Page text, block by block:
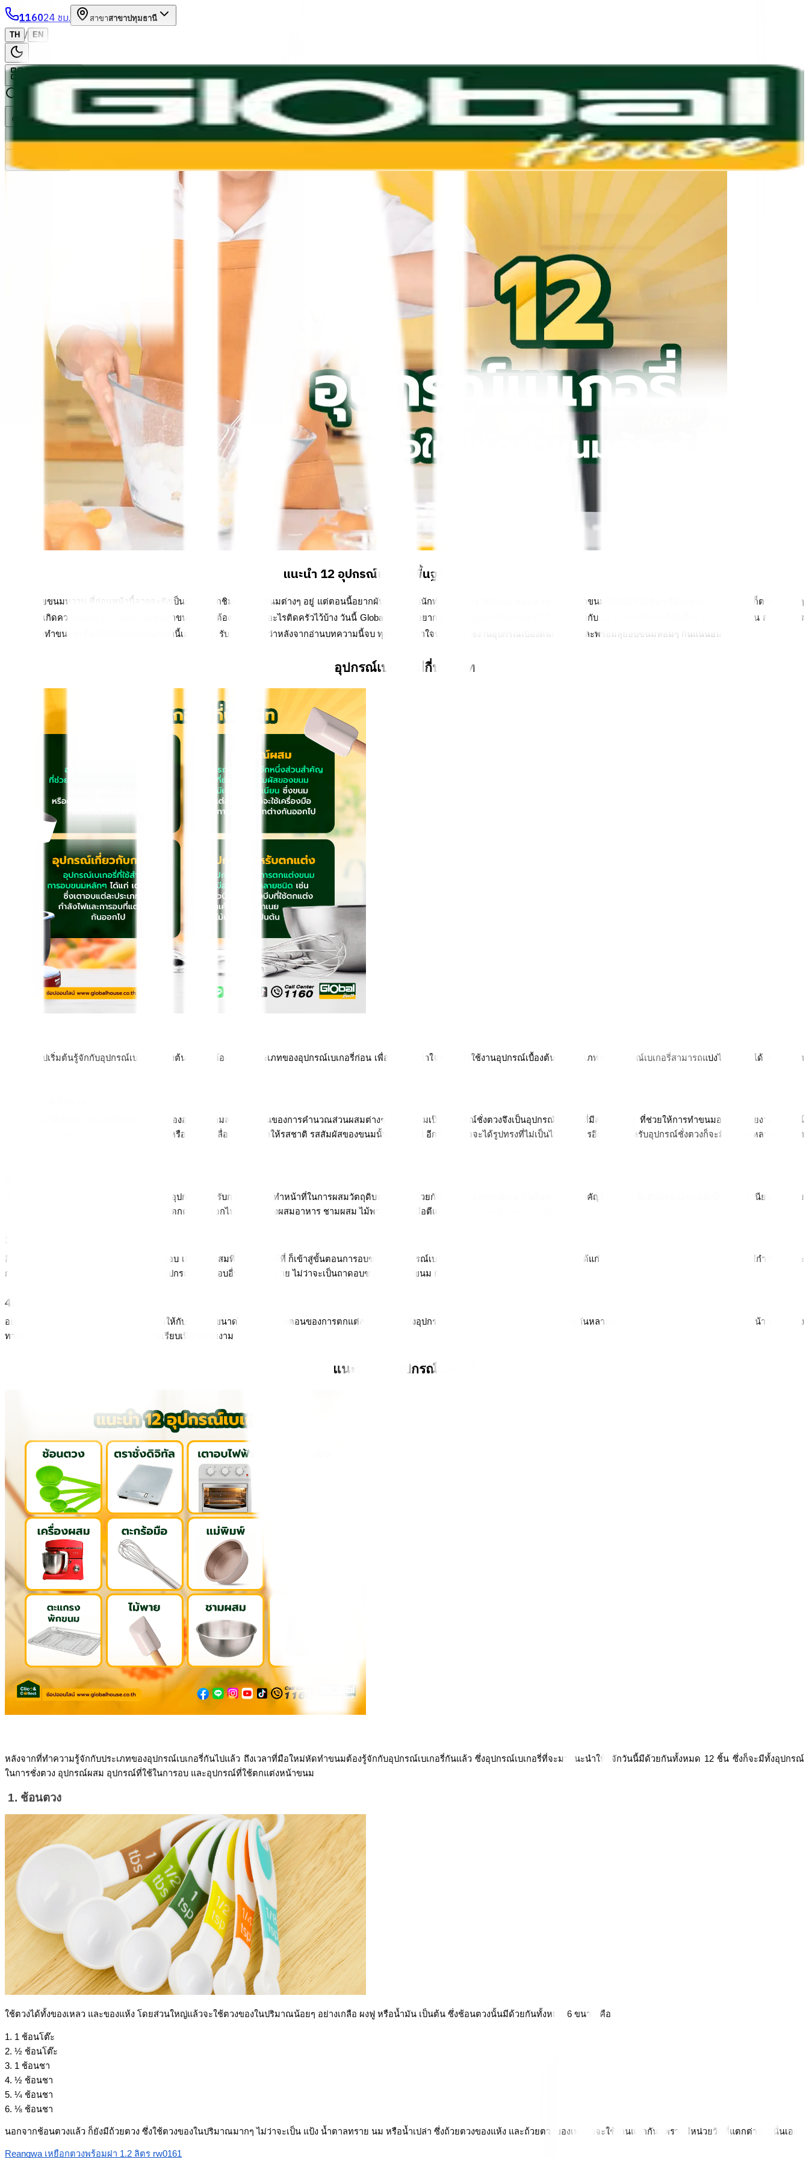
116024 ชม. สาขาสาขาปทุมธานี
TH
/ EN
หมวดหมู่สินค้า
ค้นหา
บัญชีของฉัน
Previous slide
แนะนำ 12 อุปกรณ์เบเกอรี่พื้นฐานที่ต้องมีติดครัว
สำหรับสายขนมหวาน ที่ก่อนหน้านี้อาจจะยังเป็นนักกิน นักชิมเบเกอรี่ ขนมต่างๆ อยู่ แต่ตอนนี้อยากผันตัวมาเป็นนักทำขนม รสชาติละมุน หอมหวาน ฝึกไว้ทำขนมให้คนรักได้ชิม หรือจะทำขายเป็นอาชีพก็ตาม หลายๆ
คนอาจจะเกิดความสงสัยว่า ก่อนจะเริ่มต้นทำขนมนั้นจะต้องมีอุปกรณ์อะไรติดครัวไว้บ้าง วันนี้ Global House อยากจะแนะนำอุปกรณ์ทำขนมมือใหม่มารู้จักกับ 12 อุปกรณ์เบเกอรี่ขั้นพื้นฐาน ฉบับเบื้องต้น สำหรับใคร
ที่กำลังเริ่มทำขนมจะต้องรู้จักกับอุปกรณ์เหล่านี้เอาไว้เลย รับรองได้เลยว่าหลังจากอ่านบทความนี้จบ ทุกคนจะเข้าใจหลักการใช้งานอุปกรณ์เบื้องต้นเหล่านี้ และพร้อมลุยอบขนมหอมๆ กันแน่นอน
อุปกรณ์เบเกอรี่มีกี่ประเภท
ก่อนที่จะไปเริ่มต้นรู้จักกับอุปกรณ์เบเกอรี่เบื้องต้น ทุกคนต้องเข้าใจประเภทของอุปกรณ์เบเกอรี่ก่อน เพื่อที่จะได้เข้าใจหลักการใช้งานอุปกรณ์เบื้องต้น ซึ่งประเภทของอุปกรณ์เบเกอรี่สามารถแบ่งได้ใหญ่ๆ ได้ 4 ประเภท
การทำขนมให้อร่อย และน่ารับประทานนั้นต้องอาศัยความละเอียดอ่อนของการคำนวณส่วนผสมต่างๆ ให้มีความเป๊ะ อุปกรณ์ชั่งตวงจึงเป็นอุปกรณ์เบเกอรี่ที่มีส่วนสำคัญ ที่ช่วยให้การทำขนมออกมาสวยงามสมบูรณ์
แบบ เพราะหากอัตราส่วนในการทำขนมผิด หรือคลาดเคลื่อนไปก็จะทำให้รสชาติ รสสัมผัสของขนมนั้นเปลี่ยนไป อีกทั้งยังอาจจะได้รูปทรงที่ไม่เป็นไปตามสูตรอีกด้วย สำหรับอุปกรณ์ชั่งตวงก็จะมีด้วยกันหลายประเภท
เมื่อเราชั่งตวงส่วนผสมต่างๆ แล้ว ก็จะต้องมีอุปกรณ์สำหรับการผสม ซึ่งทำหน้าที่ในการผสมวัตถุดิบต่างๆ เข้าด้วยกัน สำหรับอุปกรณ์ผสมเป็นอีกหนึ่งส่วนสำคัญที่ช่วยให้เนื้อสัมผัสของขนมมีเนื้อสัมผัสที่เนียน ซึ่งขนม
แต่ละประเภทก็จะใช้เครื่องมือในการผสมที่แตกต่างกันออกไป เช่น เครื่องผสมอาหาร ชามผสม ไม้พาย ตะกร้อมือตีแป้งหรือตีไข่ และที่ร่อนแป้ง เป็นต้น
อีกหนึ่งขั้นตอนสำคัญในการทำขนมคือ การอบ เมื่อส่วนผสมที่เตรียมไว้ได้ที่ ก็เข้าสู่ขั้นตอนการอบขนม ซึ่งอุปกรณ์เบเกอรี่ที่ใช้สำหรับการอบขนมหลักๆ นั้นได้แก่ เตาอบขนม ซึ่งเตาอบแต่ละประเภทก็จะมีกำลังไฟ และ
การอบที่แตกต่างกันออกไป นอกจากนี้ยังมีอุปกรณ์ในการอบอื่นๆ อีกมากมาย ไม่ว่าจะเป็นถาดอบขนม พิมพ์อบขนม กระดาษรองอบ เป็นต้น
4. อุปกรณ์สำหรับตกแต่ง
อยากให้ขนมออกมาน่ารัก เพิ่มความน่ากินให้กับขนมได้ขนาดไหนก็อยู่ที่ขั้นตอนของการตกแต่งเป็นสำคัญ ซึ่งอุปกรณ์ที่ใช้ในการตกแต่งขนมนั้นมีอยู่ด้วยกันหลายชนิด ทั้งหัวบีบ หรือถุงบีบที่ใช้ตกแต่งหน้าเค้ก แปรง
ทาเนย หรือไม้ปาดครีมให้หน้าเค้กมีความเรียบเนียน สวยงาม
แนะนำ 12 อุปกรณ์เบเกอรี่
หลังจากที่ทำความรู้จักกับประเภทของอุปกรณ์เบเกอรี่กันไปแล้ว ถึงเวลาที่มือใหม่หัดทำขนมต้องรู้จักกับอุปกรณ์เบเกอรี่กันแล้ว ซึ่งอุปกรณ์เบเกอรี่ที่จะมาแนะนำให้รู้จักวันนี้มีด้วยกันทั้งหมด 12 ชิ้น ซึ่งก็จะมีทั้งอุปกรณ์
ในการชั่งตวง อุปกรณ์ผสม อุปกรณ์ที่ใช้ในการอบ และอุปกรณ์ที่ใช้ตกแต่งหน้าขนม
1. ช้อนตวง
ใช้ตวงได้ทั้งของเหลว และของแห้ง โดยส่วนใหญ่แล้วจะใช้ตวงของในปริมาณน้อยๆ อย่างเกลือ ผงฟู หรือน้ำมัน เป็นต้น ซึ่งช้อนตวงนั้นมีด้วยกันทั้งหมด 6 ขนาด คือ
1. 1 ช้อนโต๊ะ
2. ½ ช้อนโต๊ะ
3. 1 ช้อนชา
4. ½ ช้อนชา
5. ¼ ช้อนชา
6. ⅛ ช้อนชา
นอกจากช้อนตวงแล้ว ก็ยังมีถ้วยตวง ซึ่งใช้ตวงของในปริมาณมากๆ ไม่ว่าจะเป็น แป้ง น้ำตาลทราย นม หรือน้ำเปล่า ซึ่งถ้วยตวงของแห้ง และถ้วยตวงของเหลวก็จะใช้งานแยกกัน เพราะมีหน่วยวัดที่แตกต่างกันนั่นเอง
Reangwa เหยือกตวงพร้อมฝา 1.2 ลิตร rw0161